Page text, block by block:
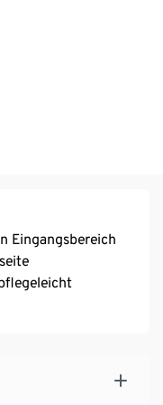
Eingangsbereich